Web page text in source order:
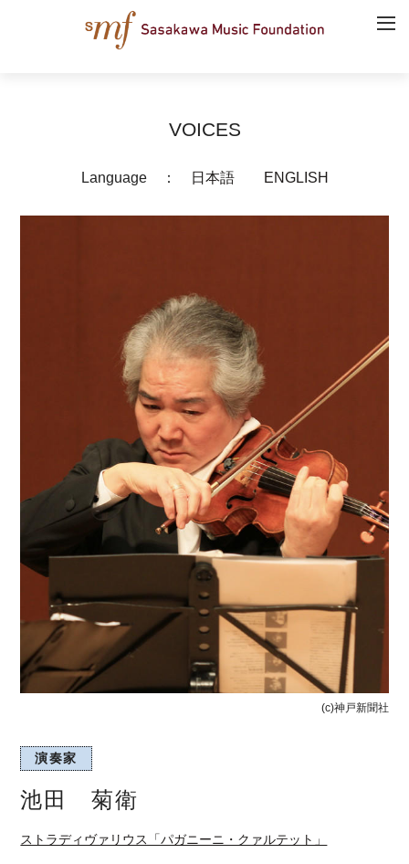
VOICES
Language ： 日本語 ENGLISH
(c)神戸新聞社
演奏家
池田 菊衛
ストラディヴァリウス「パガニーニ・クァルテット」